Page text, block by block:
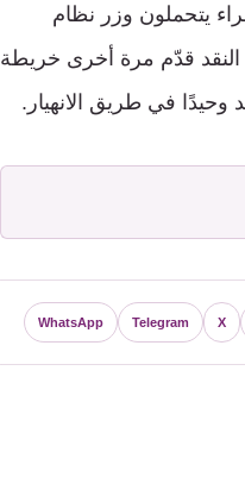
يتحملون وزر نظام
قدّم مرة أخرى خريطة
في طريق الانهيار.
X
Telegram
WhatsApp